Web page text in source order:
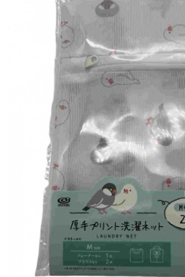
【注意事項】
１．透過由恩沛科技股份有限公司提供之「
易，需依本服務之必要範圍內提供個人資料
權轉讓予恩沛科技股份有限公司。
２．關於個人資料處理事宜，請瀏覽以下網
https://aftee.tw/terms/#terms3
３．未成年的使用者請事先徵得法定代理人
「AFTEE先享後付」，若未經同意申辦者引
４．使用「AFTEE先享後付」時，將依據個
時審查核予不同之上限額度；若仍有額度不
請求用戶進行身份認證。
５．嚴禁一人註冊多個帳號或使用他人資訊
恩沛科技股份有限公司將有權停止該用戶之